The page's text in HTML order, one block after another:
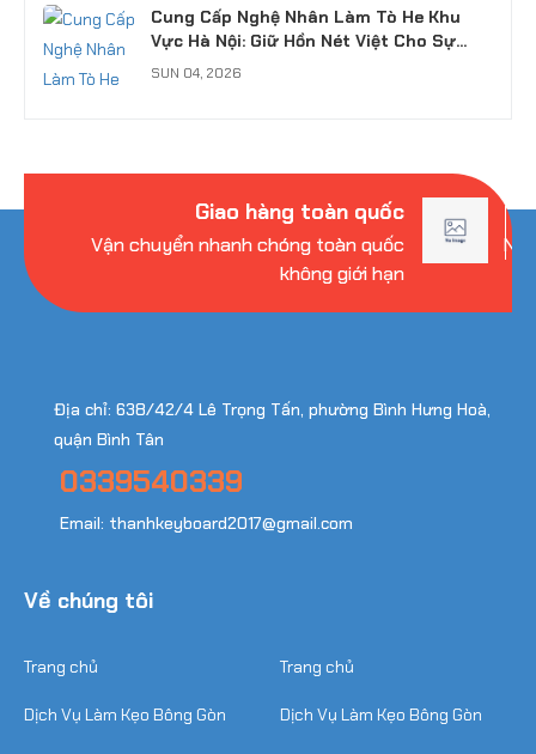
Cung Cấp Nghệ Nhân Làm Tò He Khu
Vực Hà Nội: Giữ Hồn Nét Việt Cho Sự
Kiện
SUN 04, 2026
Giao hàng toàn quốc
Vận chuyển nhanh chóng toàn quốc
không giới hạn
Địa chỉ: 638/42/4 Lê Trọng Tấn, phường Bình Hưng Hoà,
quận Bình Tân
0339540339
Email: thanhkeyboard2017@gmail.com
Về chúng tôi
Trang chủ
Dịch Vụ Làm Kẹo Bông Gòn
Trang chủ
Dịch Vụ Làm Kẹo Bông Gòn